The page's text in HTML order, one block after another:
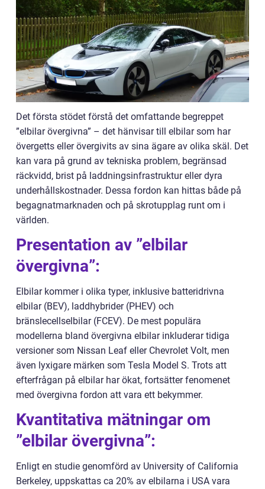
Det första stödet förstå det omfattande begreppet
”elbilar övergivna” – det hänvisar till elbilar som har
övergetts eller övergivits av sina ägare av olika skäl. Det
kan vara på grund av tekniska problem, begränsad
räckvidd, brist på laddningsinfrastruktur eller dyra
underhållskostnader. Dessa fordon kan hittas både på
begagnatmarknaden och på skrotupplag runt om i
världen.
Presentation av ”elbilar
övergivna”:
Elbilar kommer i olika typer, inklusive batteridrivna
elbilar (BEV), laddhybrider (PHEV) och
bränslecellselbilar (FCEV). De mest populära
modellerna bland övergivna elbilar inkluderar tidiga
versioner som Nissan Leaf eller Chevrolet Volt, men
även lyxigare märken som Tesla Model S. Trots att
efterfrågan på elbilar har ökat, fortsätter fenomenet
med övergivna fordon att vara ett bekymmer.
Kvantitativa mätningar om
”elbilar övergivna”:
Enligt en studie genomförd av University of California
Berkeley, uppskattas ca 20% av elbilarna i USA vara